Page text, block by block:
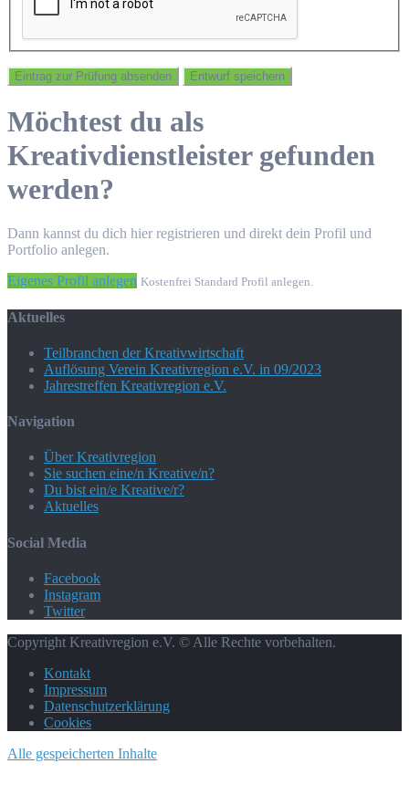
Möchtest du als
Kreativdienstleister gefunden
werden?
Dann kannst du dich hier registrieren und direkt dein Profil und
Portfolio anlegen.
Eigenes Profil anlegen Kostenfrei Standard Profil anlegen.
Aktuelles
Teilbranchen der Kreativwirtschaft
Auflösung Verein Kreativregion e.V. in 09/2023
Jahrestreffen Kreativregion e.V.
Navigation
Über Kreativregion
Sie suchen eine/n Kreative/n?
Du bist ein/e Kreative/r?
Aktuelles
Social Media
Facebook
Instagram
Twitter
Copyright Kreativregion e.V. © Alle Rechte vorbehalten.
Kontakt
Impressum
Datenschutzerklärung
Cookies
Alle gespeicherten Inhalte